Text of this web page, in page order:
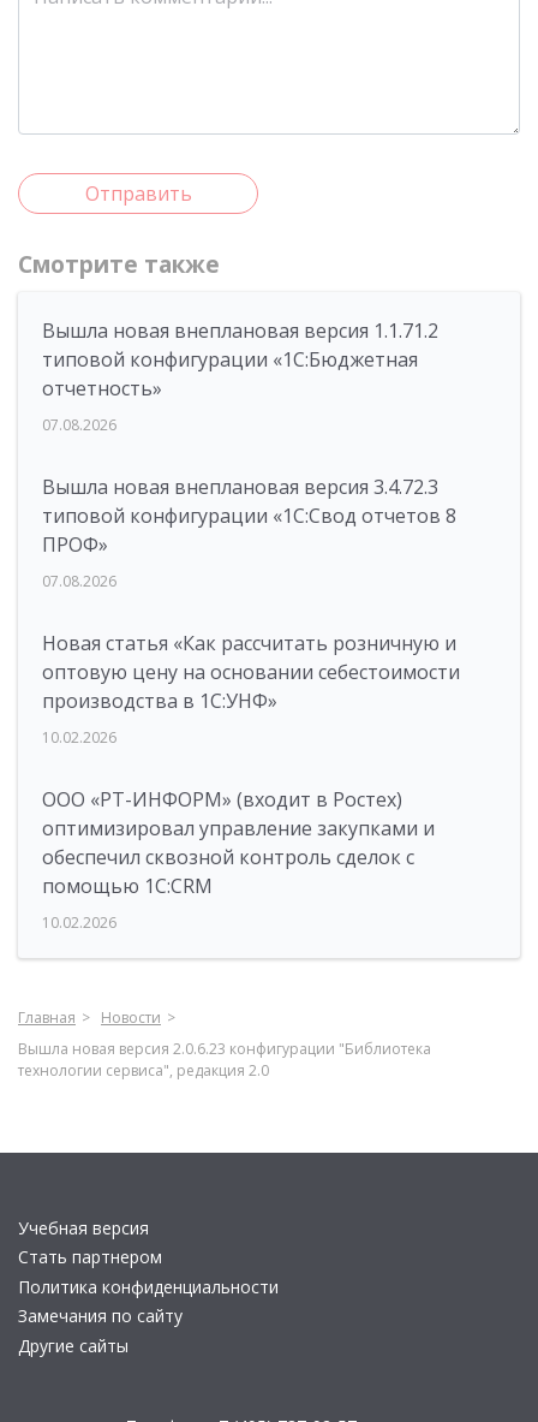
Отправить
Смотрите также
Вышла новая внеплановая версия 1.1.71.2
типовой конфигурации «1C:Бюджетная
отчетность»
07.08.2026
Вышла новая внеплановая версия 3.4.72.3
типовой конфигурации «1C:Свод отчетов 8
ПРОФ»
07.08.2026
Новая статья «Как рассчитать розничную и
оптовую цену на основании себестоимости
производства в 1С:УНФ»
10.02.2026
ООО «РТ-ИНФОРМ» (входит в Ростех)
оптимизировал управление закупками и
обеспечил сквозной контроль сделок с
помощью 1С:CRM
10.02.2026
Главная
Новости
Вышла новая версия 2.0.6.23 конфигурации "Библиотека
технологии сервиса", редакция 2.0
Учебная версия
Стать партнером
Политика конфиденциальности
Замечания по сайту
Другие сайты